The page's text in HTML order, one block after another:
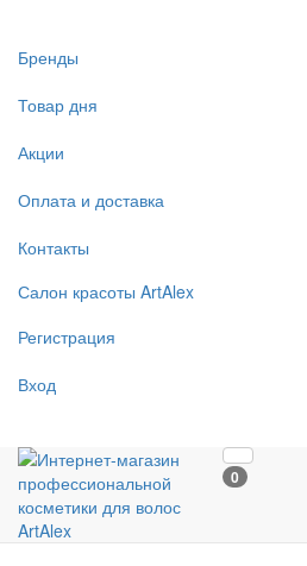
Бренды
Товар дня
Акции
Оплата и доставка
Контакты
Салон красоты ArtAlex
Регистрация
Вход
0